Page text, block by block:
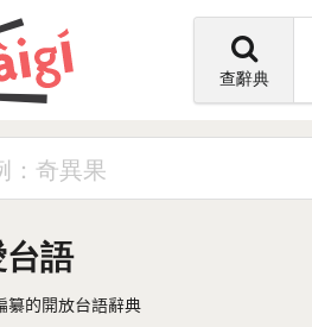
查辭典
語
纂的開放台語辭典